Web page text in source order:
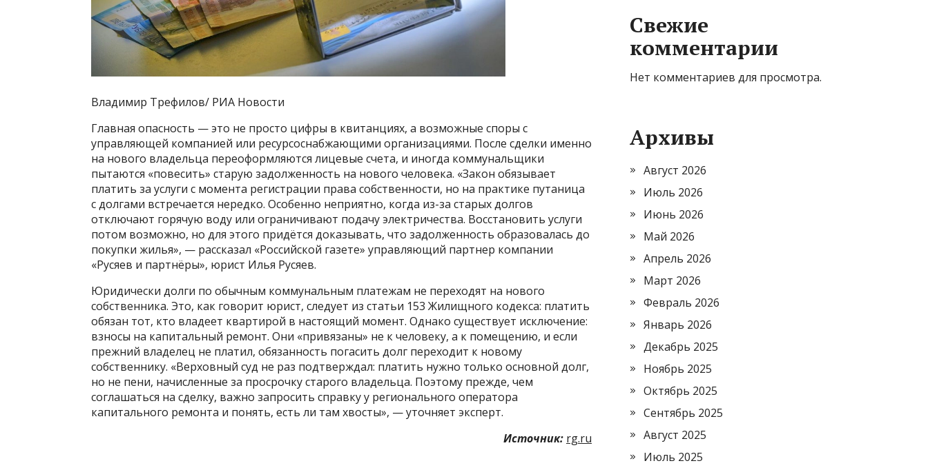
Владимир Трефилов/ РИА Новости
Главная опасность — это не просто цифры в квитанциях, а возможные споры с
управляющей компанией или ресурсоснабжающими организациями. После сделки именно
на нового владельца переоформляются лицевые счета, и иногда коммунальщики
пытаются «повесить» старую задолженность на нового человека. «Закон обязывает
платить за услуги с момента регистрации права собственности, но на практике путаница
с долгами встречается нередко. Особенно неприятно, когда из-за старых долгов
отключают горячую воду или ограничивают подачу электричества. Восстановить услуги
потом возможно, но для этого придётся доказывать, что задолженность образовалась до
покупки жилья», — рассказал «Российской газете» управляющий партнер компании
«Русяев и партнёры», юрист Илья Русяев.
Юридически долги по обычным коммунальным платежам не переходят на нового
собственника. Это, как говорит юрист, следует из статьи 153 Жилищного кодекса: платить
обязан тот, кто владеет квартирой в настоящий момент. Однако существует исключение:
взносы на капитальный ремонт. Они «привязаны» не к человеку, а к помещению, и если
прежний владелец не платил, обязанность погасить долг переходит к новому
собственнику. «Верховный суд не раз подтверждал: платить нужно только основной долг,
но не пени, начисленные за просрочку старого владельца. Поэтому прежде, чем
соглашаться на сделку, важно запросить справку у регионального оператора
капитального ремонта и понять, есть ли там хвосты», — уточняет эксперт.
Источник: rg.ru
Свежие
комментарии
Нет комментариев для просмотра.
Архивы
Август 2026
Июль 2026
Июнь 2026
Май 2026
Апрель 2026
Март 2026
Февраль 2026
Январь 2026
Декабрь 2025
Ноябрь 2025
Октябрь 2025
Сентябрь 2025
Август 2025
Июль 2025